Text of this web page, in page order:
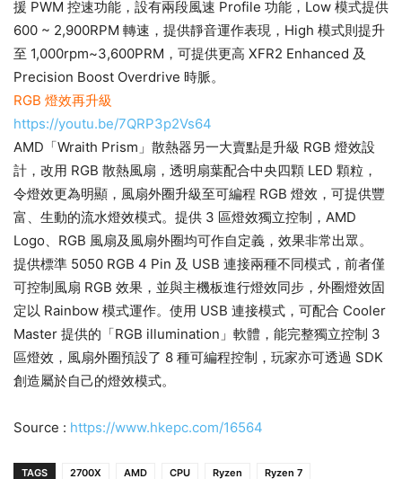
援 PWM 控速功能，設有兩段風速 Profile 功能，Low 模式提供
600 ~ 2,900RPM 轉速，提供靜音運作表現，High 模式則提升
至 1,000rpm~3,600PRM，可提供更高 XFR2 Enhanced 及
Precision Boost Overdrive 時脈。
RGB 燈效再升級
https://youtu.be/7QRP3p2Vs64
AMD「Wraith Prism」散熱器另一大賣點是升級 RGB 燈效設
計，改用 RGB 散熱風扇，透明扇葉配合中央四顆 LED 顆粒，
令燈效更為明顯，風扇外圈升級至可編程 RGB 燈效，可提供豐
富、生動的流水燈效模式。提供 3 區燈效獨立控制，AMD
Logo、RGB 風扇及風扇外圈均可作自定義，效果非常出眾。
提供標準 5050 RGB 4 Pin 及 USB 連接兩種不同模式，前者僅
可控制風扇 RGB 效果，並與主機板進行燈效同步，外圈燈效固
定以 Rainbow 模式運作。使用 USB 連接模式，可配合 Cooler
Master 提供的「RGB illumination」軟體，能完整獨立控制 3
區燈效，風扇外圈預設了 8 種可編程控制，玩家亦可透過 SDK
創造屬於自己的燈效模式。
Source : https://www.hkepc.com/16564
TAGS 2700X AMD CPU Ryzen Ryzen 7